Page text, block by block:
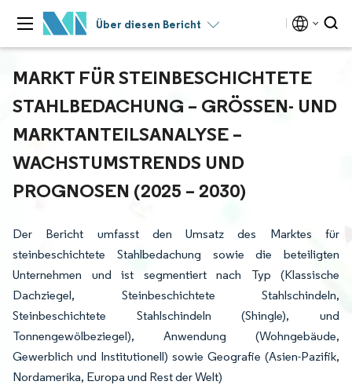
Über diesen Bericht
MARKT FÜR STEINBESCHICHTETE
STAHLBEDACHUNG – GRÖSSEN- UND M
ARKTANTEILSANALYSE – W
ACHSTUMSTRENDS UND P
ROGNOSEN (2025 – 2030)
Der Bericht umfasst den Umsatz des Marktes für
steinbeschichtete Stahlbedachung sowie die beteiligten
Unternehmen und ist segmentiert nach Typ (Klassische
Dachziegel, Steinbeschichtete Stahlschindeln,
Steinbeschichtete Stahlschindeln (Shingle), und
Tonnengewölbeziegel), Anwendung (Wohngebäude,
Gewerblich und Institutionell) sowie Geografie (Asien-Pazifik,
Nordamerika, Europa und Rest der Welt)